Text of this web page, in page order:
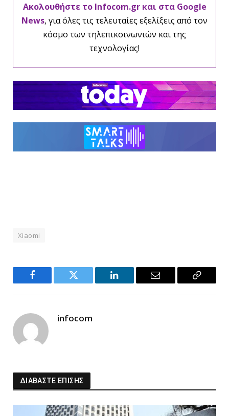
Ακολουθήστε το Infocom.gr και στα Google
News, για όλες τις τελευταίες εξελίξεις από τον
κόσμο των τηλεπικοινωνιών και της
τεχνολογίας!
Xiaomi
Facebook Twitter LinkedIn Email
Copy
infocom
ΔΙΑΒΑΣΤΕ ΕΠΙΣΗΣ